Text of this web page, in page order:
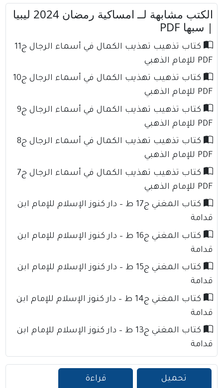
الكتب مشابهة لــ امساكية رمضان 2024 ليبيا
| سبها PDF
كتاب تذهيب تهذيب الكمال في أسماء الرجال ج11
PDF للإمام الذهبي
كتاب تذهيب تهذيب الكمال في أسماء الرجال ج10
PDF للإمام الذهبي
كتاب تذهيب تهذيب الكمال في أسماء الرجال ج9
PDF للإمام الذهبي
كتاب تذهيب تهذيب الكمال في أسماء الرجال ج8
PDF للإمام الذهبي
كتاب تذهيب تهذيب الكمال في أسماء الرجال ج7
PDF للإمام الذهبي
كتاب المغني ج17 ط – دار كنوز الإسلام للإمام ابن
قدامة
كتاب المغني ج16 ط – دار كنوز الإسلام للإمام ابن
قدامة
كتاب المغني ج15 ط – دار كنوز الإسلام للإمام ابن
قدامة
كتاب المغني ج14 ط – دار كنوز الإسلام للإمام ابن
قدامة
كتاب المغني ج13 ط – دار كنوز الإسلام للإمام ابن
قدامة
تحميل
قراءة